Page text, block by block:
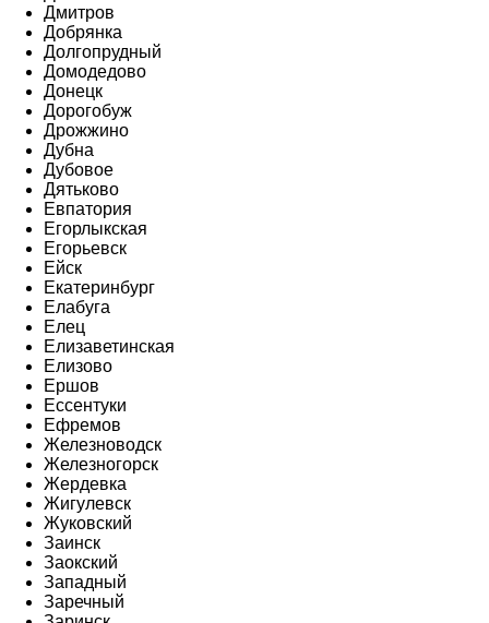
Дмитров
Добрянка
Долгопрудный
Домодедово
Донецк
Дорогобуж
Дрожжино
Дубна
Дубовое
Дятьково
Евпатория
Егорлыкская
Егорьевск
Ейск
Екатеринбург
Елабуга
Елец
Елизаветинская
Елизово
Ершов
Ессентуки
Ефремов
Железноводск
Железногорск
Жердевка
Жигулевск
Жуковский
Заинск
Заокский
Западный
Заречный